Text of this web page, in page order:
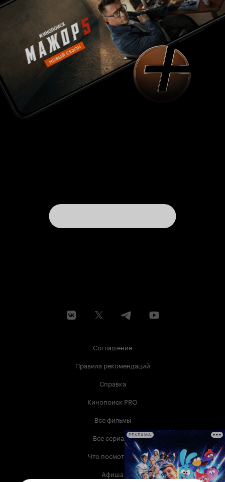
Соглашение
Правила рекомендаций
Справка
Кинопоиск PRO
Все фильмы
Все сериалы
Что посмотреть
Афиша
РЕКЛАМА